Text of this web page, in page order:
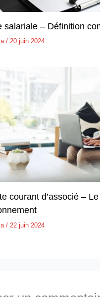
salariale – Définition
/ 20 juin 2024
courant d’associé – Le
/ 22 juin 2024